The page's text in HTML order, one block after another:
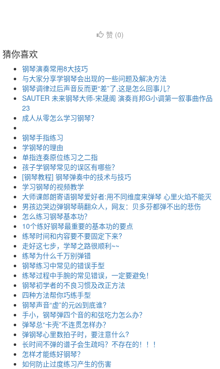
赞 (0)
猜你喜欢
钢琴演奏常用8大技巧
与大家分享学钢琴会出现的一些问题及解决方法
钢琴调律过后声音反而更“差”了,这是怎么回事儿？
SAUTER 未来钢琴大师-宋晟阁 演奏肖邦G小调第一叙事曲作品
23
成人从零怎么学习钢琴？
钢琴手指练习
学钢琴的理由
单指连奏原位练习之二指
孩子学钢琴常见的误区有哪些？
[钢琴教程] 钢琴弹奏中的技术与技巧
学习钢琴的视频教学
大师课郎朗寄语钢琴爱好者:用不同维度来弹琴 心里火焰不能灭
男孩边哭边弹钢琴萌翻众人，网友：贝多芬都弹不出的悲伤
怎么练习钢琴基本功？
10个练好钢琴最重要的基本功的要点
练琴时间和内容要不要固定下来?
走好这七步，学琴之路很顺利~~
练琴为什么千万别弹错
钢琴练习中常见的错误手型
练琴过程中手腕的常见错误，一定要避免！
钢琴初学者的不良习惯及改正方法
四种方法帮你巧练手型
钢琴声音“虚”的元凶到底谁?
手小，钢琴弹四个音的和弦吃力怎么办？
弹琴总“卡壳”不连贯怎样办？
弹钢琴心里数拍子时，要注意什么?
长时间不弹的谱子会生疏吗？不存在的！！！
怎样才能练好钢琴？
如何防止过度练习产生的伤害